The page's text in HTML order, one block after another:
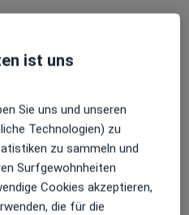
Patienten gerne in meine
Mein Team und ich legen
und vertrauensvollen
gut bei uns aufgehoben
ist uns
Sie uns und unseren
Technologien) zu
zu sammeln und
Surfgewohnheiten
Cookies akzeptieren,
die für die